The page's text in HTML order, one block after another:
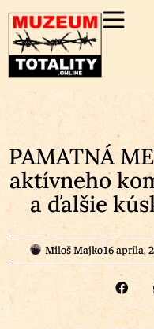
PAMATNÁ
aktívneho
a ďalšie
Miloš Majko16 apríla,